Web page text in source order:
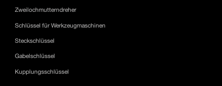
Zweilochmutterndreher
Schlüssel für Werkzeugmaschinen
Steckschlüssel
Gabelschlüssel
Kupplungsschlüssel